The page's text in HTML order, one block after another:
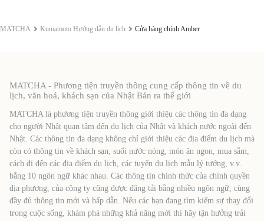
MATCHA Kumamoto Hướng dẫn du lịch Cửa hàng chính Amber
MATCHA - Phương tiện truyền thông cung cấp thông tin về du
lịch, văn hoá, khách sạn của Nhật Bản ra thế giới
MATCHA là phương tiện truyền thông giới thiệu các thông tin đa dạng
cho người Nhật quan tâm đến du lịch của Nhật và khách nước ngoài đến
Nhật. Các thông tin đa dạng không chỉ giới thiệu các địa điểm du lịch mà
còn có thông tin về khách sạn, suối nước nóng, món ăn ngon, mua sắm,
cách đi đến các địa điểm du lịch, các tuyến du lịch mẫu lý tưởng, v.v.
bằng 10 ngôn ngữ khác nhau. Các thông tin chính thức của chính quyền
địa phương, của công ty cũng được đăng tải bằng nhiều ngôn ngữ, cùng
đầy đủ thông tin mới và hấp dẫn. Nếu các bạn đang tìm kiếm sự thay đổi
trong cuộc sống, khám phá những khả năng mới thì hãy tận hưởng trải